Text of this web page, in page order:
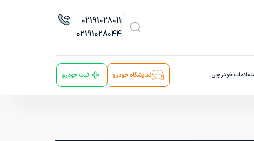
02191028011
02191028044
خودرویی نمایشگاه خودرو ثبت خودرو